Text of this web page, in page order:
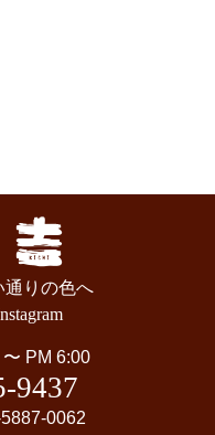
通りの色へ
PM 6:00
9437
0062